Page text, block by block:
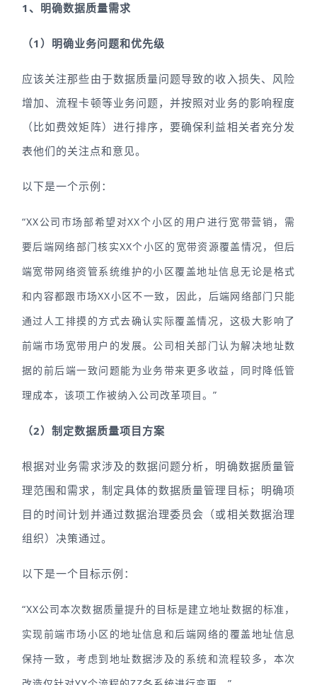
1、明确数据质量需求
（1）明确业务问题和优先级
应该关注那些由于数据质量问题导致的收入损失、风险
增加、流程卡顿等业务问题，并按照对业务的影响程度
（比如费效矩阵）进行排序，要确保利益相关者充分发
表他们的关注点和意见。
以下是一个示例：
“XX公司市场部希望对XX个小区的用户进行宽带营销，需
要后端网络部门核实XX个小区的宽带资源覆盖情况，但后
端宽带网络资管系统维护的小区覆盖地址信息无论是格式
和内容都跟市场XX小区不一致，因此，后端网络部门只能
通过人工排摸的方式去确认实际覆盖情况，这极大影响了
前端市场宽带用户的发展。公司相关部门认为解决地址数
据的前后端一致问题能为业务带来更多收益，同时降低管
理成本，该项工作被纳入公司改革项目。”
（2）制定数据质量项目方案
根据对业务需求涉及的数据问题分析，明确数据质量管
理范围和需求，制定具体的数据质量管理目标；明确项
目的时间计划并通过数据治理委员会（或相关数据治理
组织）决策通过。
以下是一个目标示例：
“XX公司本次数据质量提升的目标是建立地址数据的标准，
实现前端市场小区的地址信息和后端网络的覆盖地址信息
保持一致，考虑到地址数据涉及的系统和流程较多，本次